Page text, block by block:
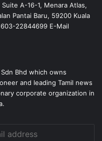
A-16-1, Menara Atlas,
Pantai Baru, 59200 Kuala
22844699 E-Mail
Bhd which owns
and leading Tamil news
corporate organization in